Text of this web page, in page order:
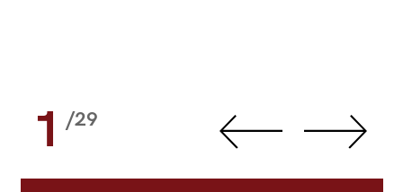
1 /29